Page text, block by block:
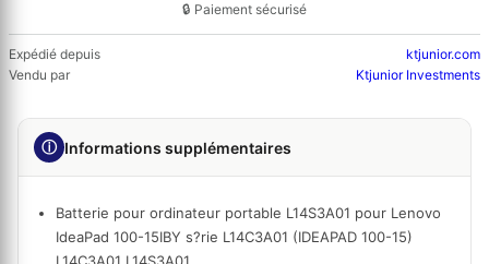
🔒 Paiement sécurisé
Expédié depuis
ktjunior.com
Vendu par
Ktjunior Investments
ⓘ Informations supplémentaires
Batterie pour ordinateur portable L14S3A01 pour Lenovo
IdeaPad 100-15IBY s?rie L14C3A01 (IDEAPAD 100-15)